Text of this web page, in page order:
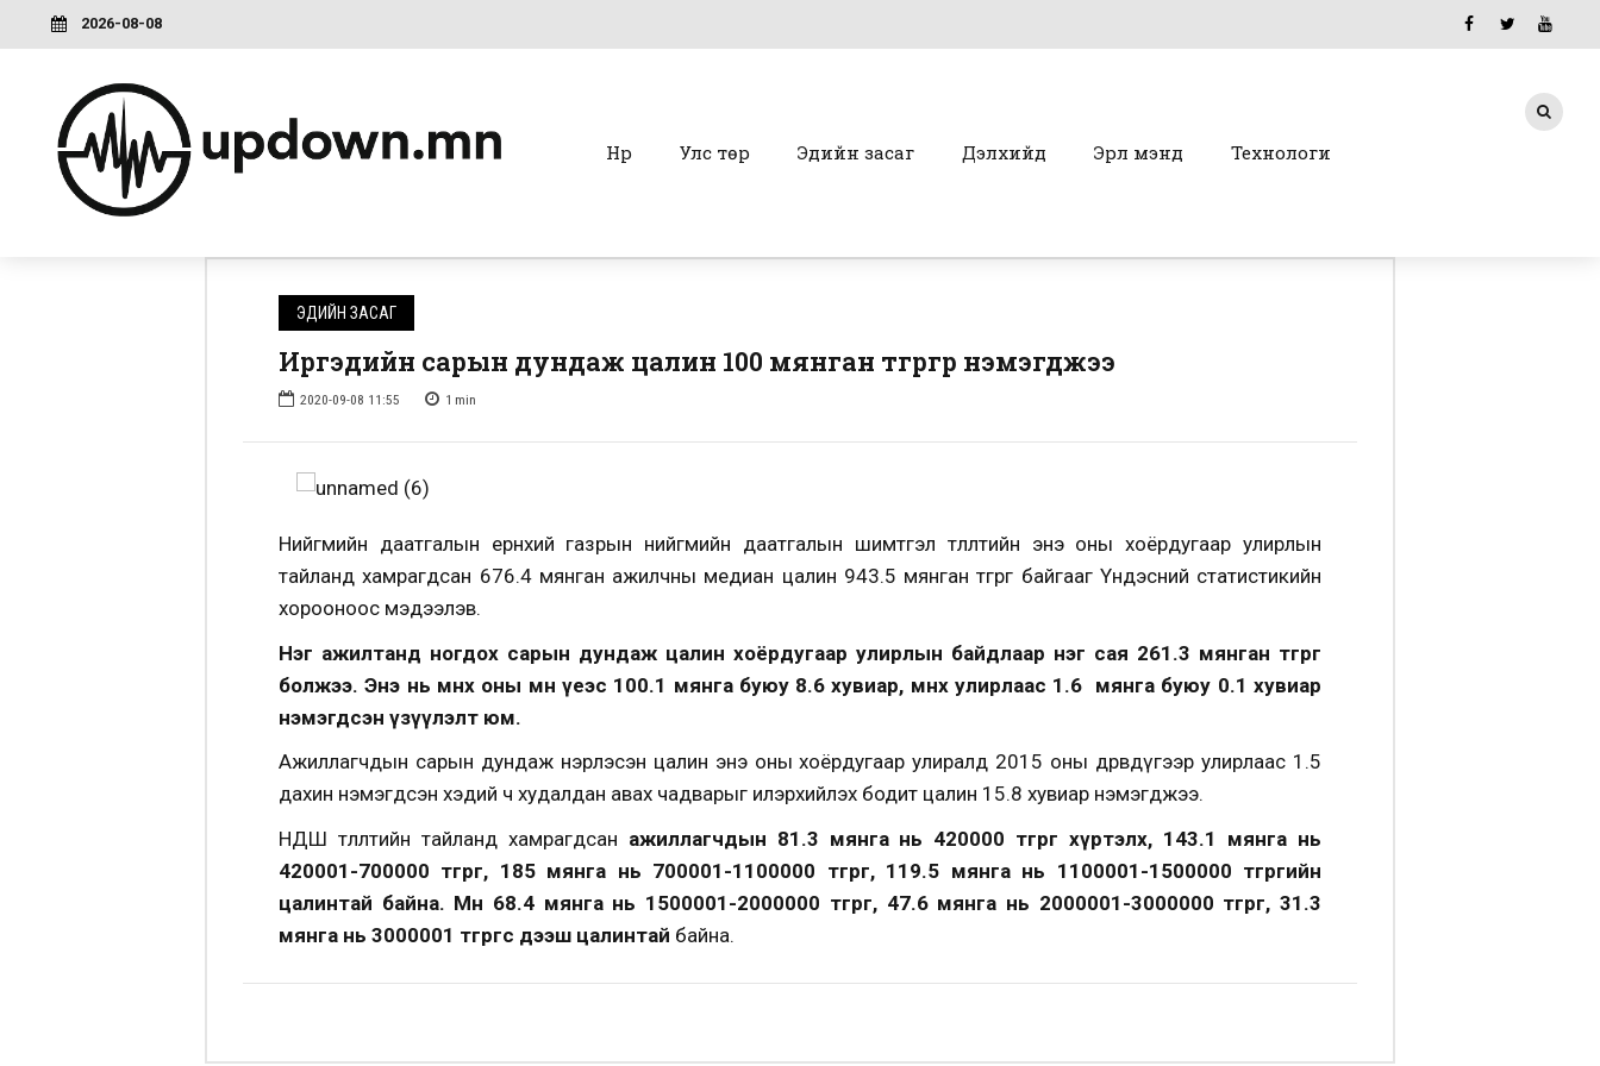
2026-08-08
Нүүр Улс төр Эдийн засаг Дэлхийд Эрүүл мэнд Технологи
ЭДИЙН ЗАСАГ
Иргэдийн сарын дундаж цалин 100 мянган төгрөгөөр нэмэгджээ
2020-09-08 11:55 1 min
Нийгмийн даатгалын ерөнхий газрын нийгмийн даатгалын шимтгэл төлөлтийн энэ оны хоёрдугаар улирлын
тайланд хамрагдсан 676.4 мянган ажилчны медиан цалин 943.5 мянган төгрөг байгааг Үндэсний статистикийн
хорооноос мэдээлэв.
Нэг ажилтанд ногдох сарын дундаж цалин хоёрдугаар улирлын байдлаар нэг сая 261.3 мянган төгрөг
болжээ. Энэ нь өмнөх оны мөн үеэс 100.1 мянга буюу 8.6 хувиар, өмнөх улирлаас 1.6 мянга буюу 0.1 хувиар
нэмэгдсэн үзүүлэлт юм.
Ажиллагчдын сарын дундаж нэрлэсэн цалин энэ оны хоёрдугаар улиралд 2015 оны дөрөвдүгээр улирлаас 1.5
дахин нэмэгдсэн хэдий ч худалдан авах чадварыг илэрхийлэх бодит цалин 15.8 хувиар нэмэгджээ.
НДШ төлөлтийн тайланд хамрагдсан ажиллагчдын 81.3 мянга нь 420000 төгрөг хүртэлх, 143.1 мянга нь
420001-700000 төгрөг, 185 мянга нь 700001-1100000 төгрөг, 119.5 мянга нь 1100001-1500000 төгрөгийн
цалинтай байна. Мөн 68.4 мянга нь 1500001-2000000 төгрөг, 47.6 мянга нь 2000001-3000000 төгрөг, 31.3
мянга нь 3000001 төгрөгөөс дээш цалинтай байна.